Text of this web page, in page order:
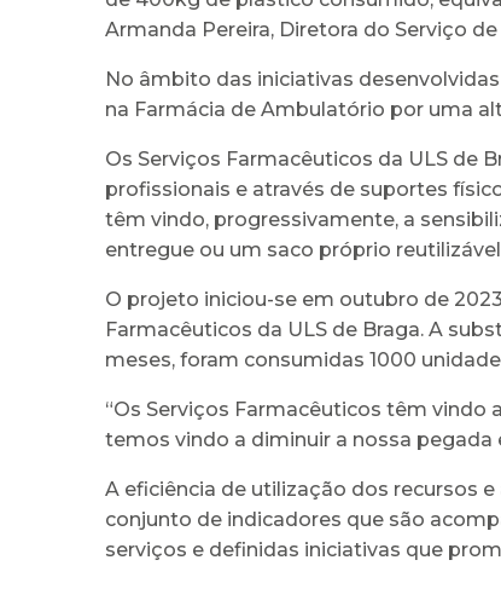
Armanda Pereira, Diretora do Serviço
No âmbito das iniciativas
na Farmácia de Ambulatório por uma
Os Serviços Farmacêuticos da ULS de
profissionais e através de suportes
têm vindo, progressivamente, a
entregue ou um saco próprio
O projeto iniciou-se em outubro de
Farmacêuticos da ULS de Braga. A
meses, foram consumidas 1000
“Os Serviços Farmacêuticos têm vindo
temos vindo a diminuir a nossa pegada
A eficiência de utilização dos recursos
conjunto de indicadores que são
serviços e definidas iniciativas que